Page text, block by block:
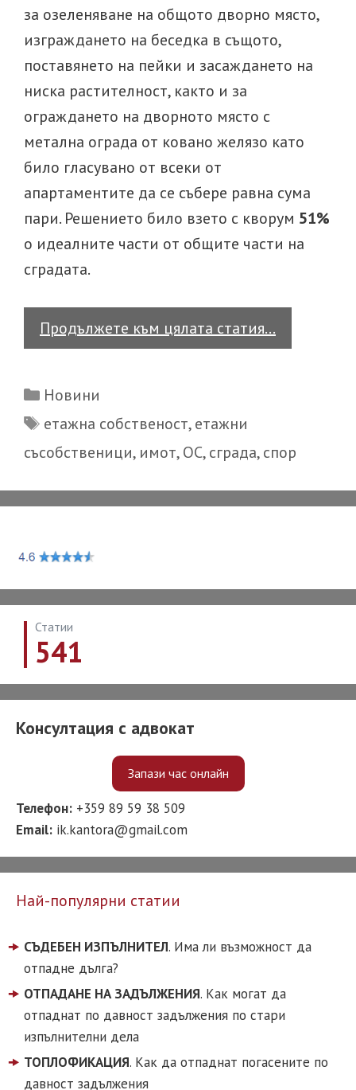
за озеленяване на общото дворно място,
изграждането на беседка в същото,
поставянето на пейки и засаждането на
ниска растителност, както и за
ограждането на дворното място с
метална ограда от ковано желязо като
било гласувано от всеки от
апартаментите да се събере равна сума
пари. Решението било взето с кворум 51%
о идеалните части от общите части на
сградата.
Продължете към цялата статия…
оспорва
на
Categories
Новини
Tags
етажна собственост,етажни
съсобственици, имот,ОС,сграда,спор
Статии
541
Консултация с адвокат
Запази час онлайн
Телефон: +359 89 59 38 509
Email: ik.kantora@gmail.com
Най-популярни статии
СЪДЕБЕН ИЗПЪЛНИТЕЛ. Има ли възможност да
отпадне дълга?
ОТПАДАНЕ НА ЗАДЪЛЖЕНИЯ. Как могат да
отпаднат по давност задължения по стари
изпълнителни дела
ТОПЛОФИКАЦИЯ. Как да отпаднат погасените по
давност задължения